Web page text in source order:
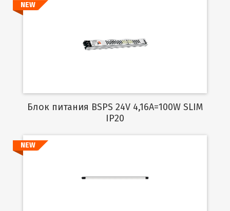
Подробнее
NEW
Блок питания BSPS 24V 4,16A=100W SLIM
IP20
NEW